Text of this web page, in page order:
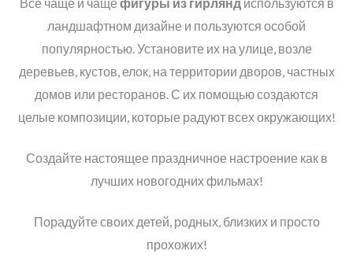
ландшафтном дизайне и пользуются особой
популярностью. Установите их на улице, возле
деревьев, кустов, елок, на территории дворов, частных
домов или ресторанов. С их помощью создаются
целые композиции, которые радуют всех окружающих!
Создайте настоящее праздничное настроение как в
лучших новогодних фильмах!
Порадуйте своих детей, родных, близких и просто
прохожих!